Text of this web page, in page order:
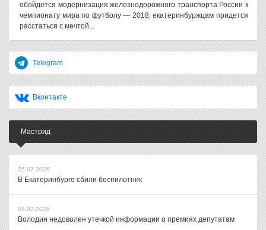
обойдется модернизация железнодорожного транспорта России к
чемпионату мира по футболу — 2018, екатеринбуржцам придется
расстаться с мечтой...
Telegram
Вконтакте
Мастрид
25.07.2026
В Екатеринбурге сбили беспилотник
08.07.2026
Володин недоволен утечкой информации о премиях депутатам